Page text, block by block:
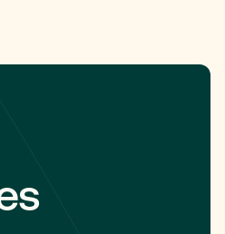
har, og hvad der sker,